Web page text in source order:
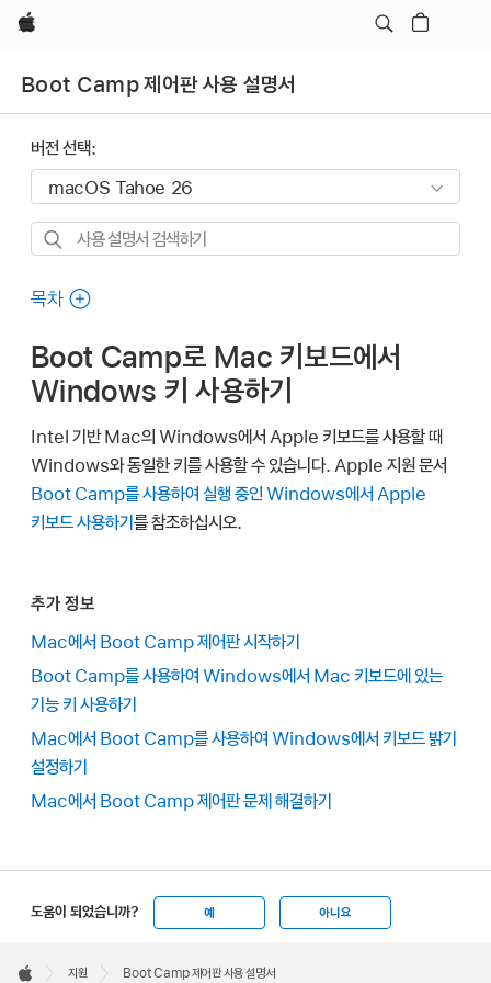
Apple
Boot Camp 제어판 사용 설명서
버전 선택:
사용
검색하기
목차
Boot Camp로 Mac 키보드에서
Windows 키 사용하기
Intel 기반 Mac의 Windows에서 Apple 키보드를 사용할 때
Windows와 동일한 키를 사용할 수 있습니다. Apple 지원 문서
Boot Camp를 사용하여 실행 중인 Windows에서 Apple
키보드 사용하기를 참조하십시오.
추가 정보
Mac에서 Boot Camp 제어판 시작하기
Boot Camp를 사용하여 Windows에서 Mac 키보드에 있는
기능 키 사용하기
Mac에서 Boot Camp를 사용하여 Windows에서 키보드 밝기
설정하기
Mac에서 Boot Camp 제어판 문제 해결하기
도움이 되었습니까? 예 아니요
Footer

지원 Boot Camp 제어판 사용 설명서